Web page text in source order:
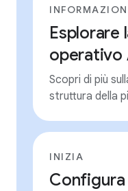
Esplorare
operativo
Scopri di più
struttura della
INIZIA